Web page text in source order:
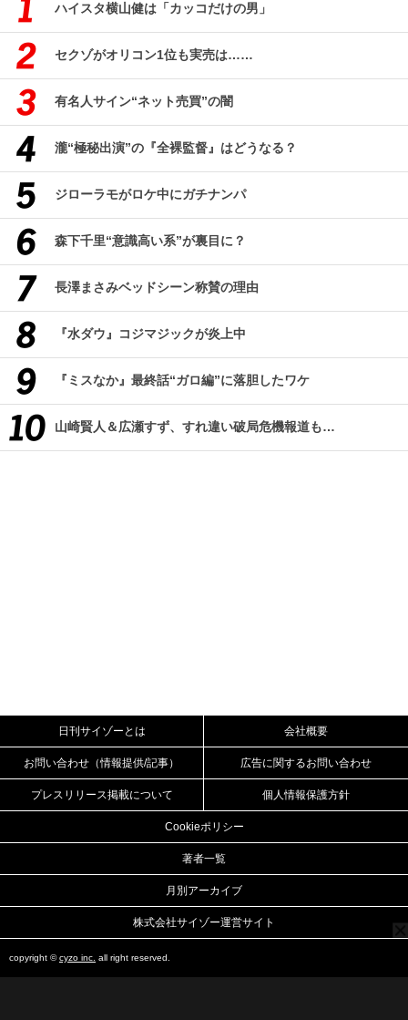
ハイスタ横山健は「カッコだけの男」
セクゾがオリコン1位も実売は……
有名人サイン“ネット売買”の闇
瀧“極秘出演”の『全裸監督』はどうなる？
ジローラモがロケ中にガチナンパ
森下千里“意識高い系”が裏目に？
長澤まさみベッドシーン称賛の理由
『水ダウ』コジマジックが炎上中
『ミスなか』最終話“ガロ編”に落胆したワケ
山崎賢人＆広瀬すず、すれ違い破局危機報道も…
日刊サイゾーとは 会社概要
お問い合わせ（情報提供/記事） 広告に関するお問い合わせ
プレスリリース掲載について 個人情報保護方針
Cookieポリシー
著者一覧
月別アーカイブ
株式会社サイゾー運営サイト
copyright ©cyzo inc. all right reserved.